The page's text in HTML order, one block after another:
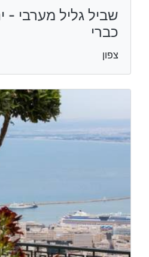
שביל גליל מערבי -
כברי
צפון